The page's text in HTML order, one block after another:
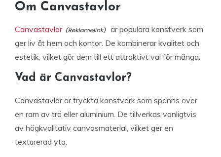
Om Canvastavlor
Canvastavlor
är populära konstverk som
ger liv åt hem och kontor. De kombinerar kvalitet och
estetik, vilket gör dem till ett attraktivt val för många.
Vad är Canvastavlor?
Canvastavlor är tryckta konstverk som spänns över
en ram av trä eller aluminium. De tillverkas vanligtvis
av högkvalitativ canvasmaterial, vilket ger en
texturerad yta.